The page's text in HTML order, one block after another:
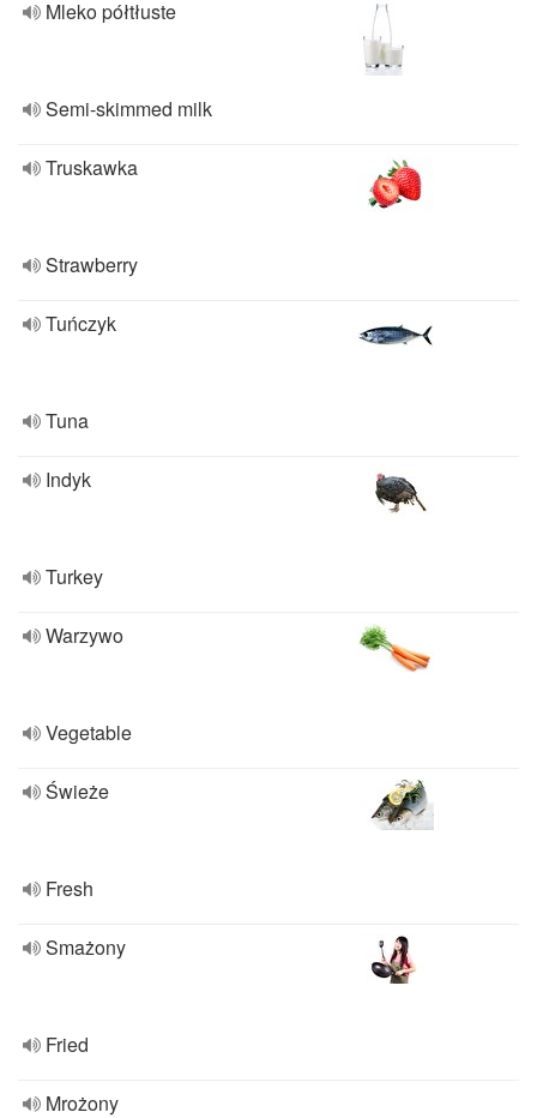
Mleko półtłuste
Semi-skimmed milk
Truskawka
Strawberry
Tuńczyk
Tuna
Indyk
Turkey
Warzywo
Vegetable
Świeże
Fresh
Smażony
Fried
Mrożony